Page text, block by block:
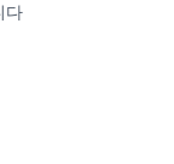
다